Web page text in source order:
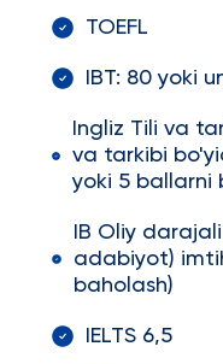
TOEFL
IBT: 80 yoki
Ingliz Tili va
va tarkibi
yoki 5 ballarni
IB Oliy
adabiyot)
baholash)
IELTS 6,5